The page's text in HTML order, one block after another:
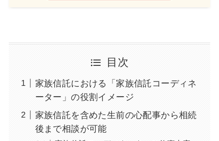
目次
家族信託における「家族信託コーディネ
ーター」の役割イメージ
家族信託を含めた生前の心配事から相続
後まで相談が可能